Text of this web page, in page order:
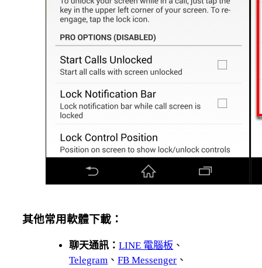
其他常用軟體下載：
聊天通訊：LINE 電腦板 、
Telegram 、FB Messenger 、